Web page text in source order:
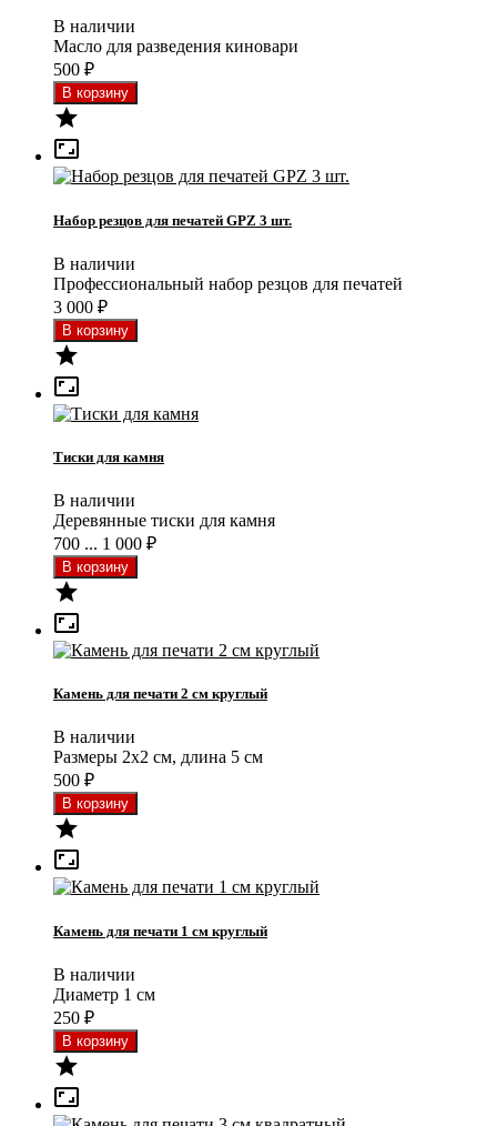
В наличии
Масло для разведения киновари
500 ₽


Набор резцов для печатей GPZ 3 шт.
В наличии
Профессиональный набор резцов для печатей
3 000 ₽


Тиски для камня
В наличии
Деревянные тиски для камня
700 ... 1 000 ₽


Камень для печати 2 см круглый
В наличии
Размеры 2x2 см, длина 5 см
500 ₽


Камень для печати 1 см круглый
В наличии
Диаметр 1 см
250 ₽

